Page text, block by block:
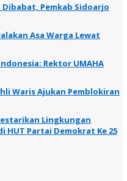
Dibabat, Pemkab Sidoarjo
Asa Warga Lewat
Rektor UMAHA
Waris Ajukan Pemblokiran
Lingkungan
HUT Partai Demokrat Ke 25